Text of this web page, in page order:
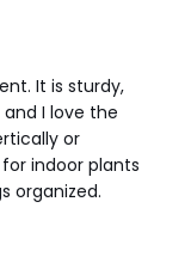
It is sturdy,
I love the
or
indoor plants
organized.